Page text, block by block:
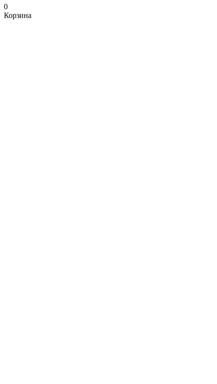
0
Корзина